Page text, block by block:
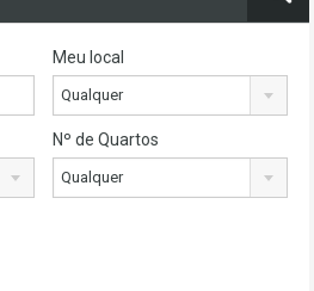
Meu local
Qualquer
Nº de Quartos
Qualquer